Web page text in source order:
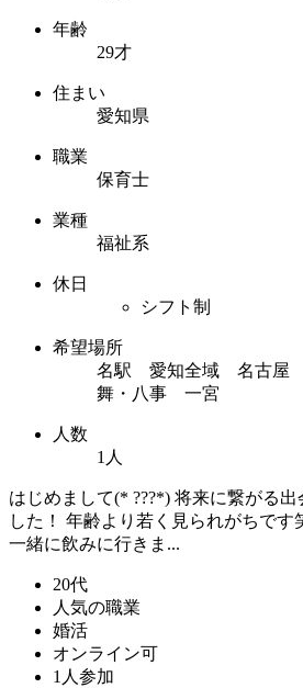
年齢
29才
住まい
愛知県
職業
保育士
業種
福祉系
休日
シフト制
希望場所
名駅 愛知全域 名古屋
舞・八事 一宮
人数
1人
はじめまして(* ???*) 将来に繋がる
した！ 年齢より若く見られがちです
一緒に飲みに行きま...
20代
人気の職業
婚活
オンライン可
1人参加